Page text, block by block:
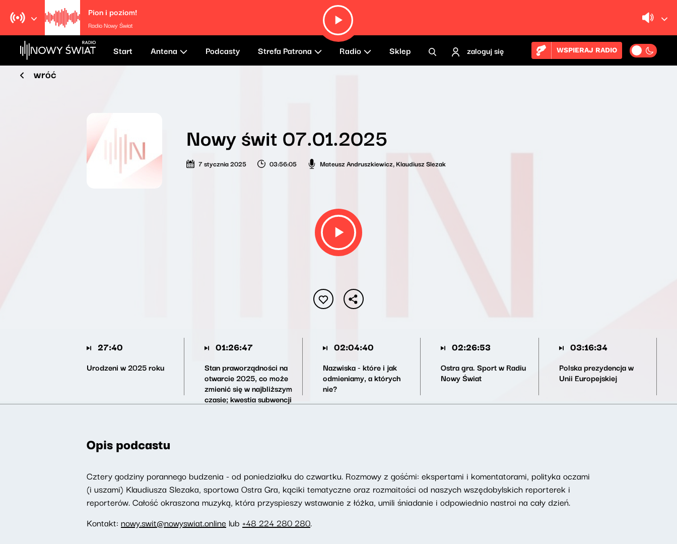
Pion i poziom!
Radio Nowy Świat
Start Antena Podcasty Strefa Patrona Radio Sklep zaloguj się WSPIERAJ RADIO
wróć
Nowy świt 07.01.2025
7 stycznia 2025 03:56:05 Mateusz Andruszkiewicz, Klaudiusz Slezak
27:40
Urodzeni w 2025 roku
01:26:47
Stan praworządności na
otwarcie 2025, co może
zmienić się w najbliższym
czasie; kwestia subwencji
02:04:40
Nazwiska - które i jak
odmieniamy, a których
nie?
02:26:53
Ostra gra. Sport w Radiu
Nowy Świat
03:16:34
Polska prezydencja w
Unii Europejskiej
Opis podcastu
Cztery godziny porannego budzenia - od poniedziałku do czwartku. Rozmowy z gośćmi: ekspertami i komentatorami, polityka oczami
(i uszami) Klaudiusza Slezaka, sportowa Ostra Gra, kąciki tematyczne oraz rozmaitości od naszych wszędobylskich reporterek i
reporterów. Całość okraszona muzyką, która przyspieszy wstawanie z łóżka, umili śniadanie i odpowiednio nastroi na cały dzień.
Kontakt: nowy.swit@nowyswiat.online lub +48 224 280 280.